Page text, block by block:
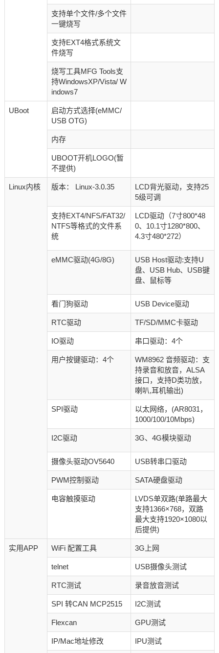
支持单个文件/多个文件
一键烧写
支持EXT4格式系统文
件烧写
烧写工具MFG Tools支
持WindowsXP/Vista/ W
indows7
UBoot
启动方式选择(eMMC/
USB OTG)
内存
UBOOT开机LOGO(暂
不提供)
Linux内核 版本： Linux-3.0.35
LCD背光驱动，支持25
5级可调
支持EXT4/NFS/FAT32/
NTFS等格式的文件系
统
LCD驱动（7寸800*48
0、10.1寸1280*800、
4.3寸480*272）
eMMC驱动(4G/8G)
USB Host驱动:支持U
盘、USB Hub、USB键
盘、鼠标等
看门狗驱动 USB Device驱动
RTC驱动 TF/SD/MMC卡驱动
IO驱动 串口驱动：4个
用户按键驱动：4个
WM8962 音频驱动：支
持录音和放音，ALSA
接口，支持D类功放，
喇叭,耳机输出)
SPI驱动
以太网络，(AR8031，
1000/100/10Mbps)
I2C驱动 3G、4G模块驱动
摄像头驱动OV5640 USB转串口驱动
PWM控制驱动 SATA硬盘驱动
电容触摸驱动
LVDS单双路(单路最大
支持1366×768，双路
最大支持1920×1080以
后提供)
实用APP WiFi 配置工具 3G上网
telnet USB摄像头测试
RTC测试 录音放音测试
SPI 转CAN MCP2515 I2C测试
Flexcan GPU测试
IP/Mac地址修改 IPU测试